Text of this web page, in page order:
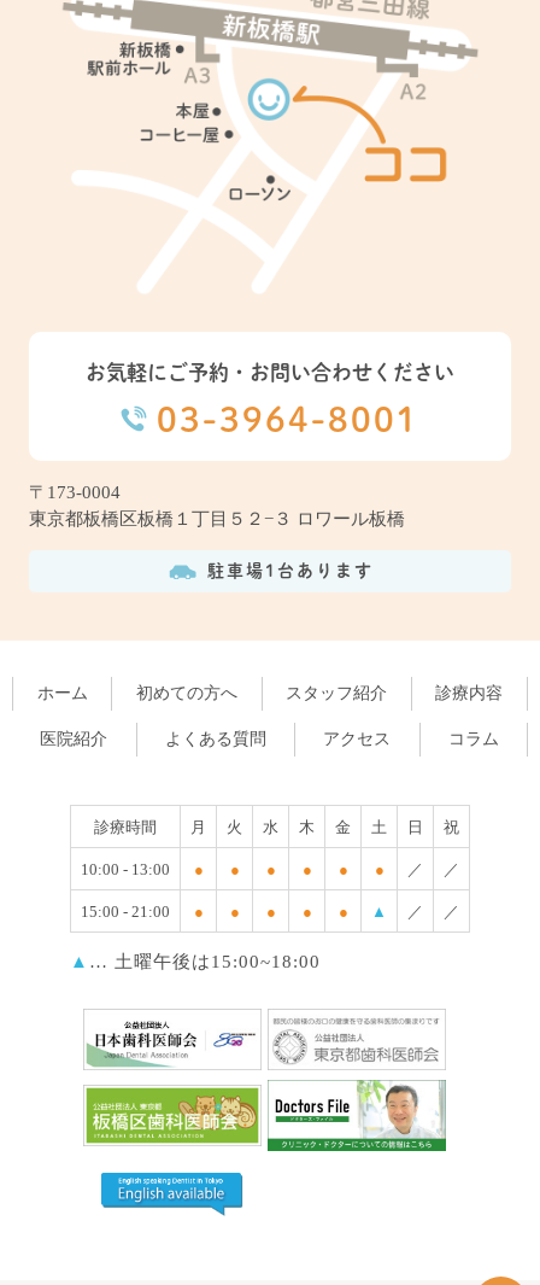
お気軽にご予約・お問い合わせください
03-3964-8001
〒173-0004
東京都板橋区板橋１丁目５２−３ ロワール板橋
駐車場1台あります
ホーム 初めての方へ スタッフ紹介 診療内容
医院紹介 よくある質問 アクセス コラム
診療時間 月 火 水 木 金 土 日 祝
10:00 - 13:00 ● ● ● ● ● ● ／ ／
15:00 - 21:00 ● ● ● ● ● ▲ ／ ／
▲ … 土曜午後は15:00~18:00